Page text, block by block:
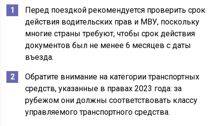
Перед поездкой рекомендуется проверить срок
действия водительских прав и МВУ, поскольку
многие страны требуют, чтобы срок действия
документов был не менее 6 месяцев с даты
въезда.
Обратите внимание на категории транспортных
средств, указанные в правах 2023 года: за
рубежом они должны соответствовать классу
управляемого транспортного средства.